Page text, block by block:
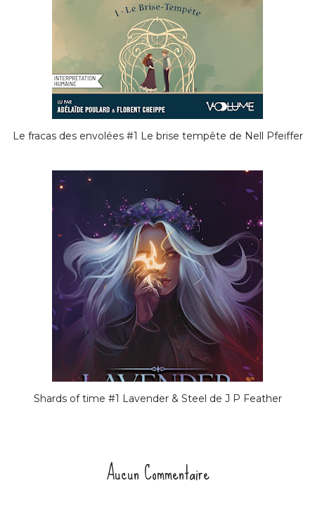
Le fracas des envolées #1 Le brise tempête de Nell Pfeiffer
Shards of time #1 Lavender & Steel de J P Feather
Aucun Commentaire